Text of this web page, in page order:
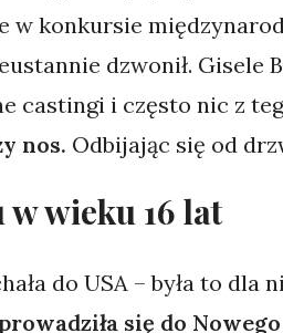
konkursie
dzwonił. Gisele
castingi i często nic z
nos. Odbijając się od
w wieku 16 lat
do USA – była to dla
się do